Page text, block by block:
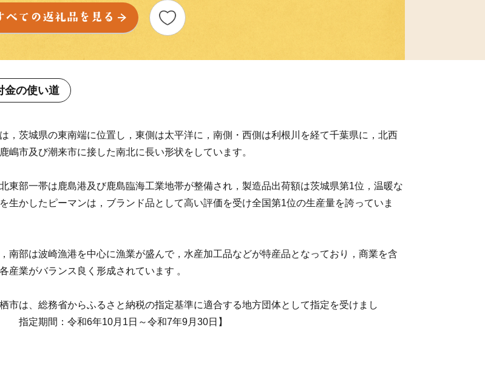
金の使い道
，茨城県の東南端に位置し，東側は太平洋に，南側・西側は利根川を経て千葉県に，北西
嶋市及び潮来市に接した南北に長い形状をしています。
東部一帯は鹿島港及び鹿島臨海工業地帯が整備され，製造品出荷額は茨城県第1位，温暖な
生かしたピーマンは，ブランド品として高い評価を受け全国第1位の生産量を誇っていま
南部は波崎漁港を中心に漁業が盛んで，水産加工品などが特産品となっており，商業を含
産業がバランス良く形成されています 。
栖市は、総務省からふるさと納税の指定基準に適合する地方団体として指定を受けまし
指定期間：令和6年10月1日～令和7年9月30日】